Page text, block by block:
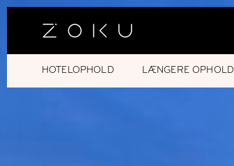
HOTELOPHOLD LÆNGERE OPHOLD